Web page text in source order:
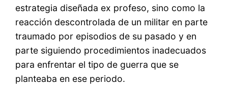
estrategia diseñada ex profeso, sino como la
reacción descontrolada de un militar en parte
traumado por episodios de su pasado y en
parte siguiendo procedimientos inadecuados
para enfrentar el tipo de guerra que se
planteaba en ese periodo.